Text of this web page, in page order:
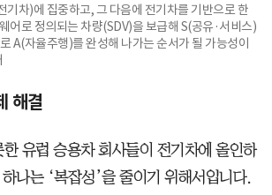
기차)에 집중하고, 그 다음에 전기차를 기반으로 한
어로 정의되는 차량(SDV)을 보급해 S(공유·서비스)
A(자율주행)를 완성해 나가는 순서가 될 가능성이
해결
유럽 승용차 회사들이 전기차에 올인하
나는 ‘복잡성’을 줄이기 위해서입니다.